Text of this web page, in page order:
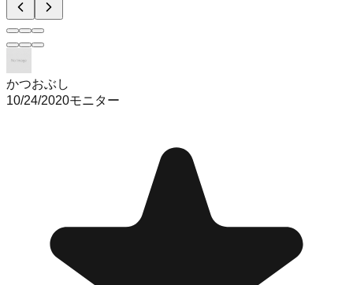
かつおぶし
10/24/2020モニター